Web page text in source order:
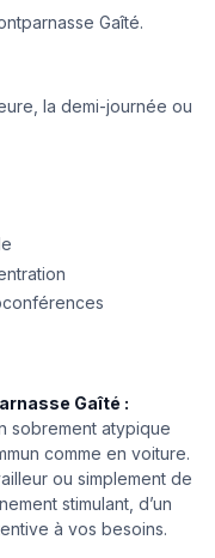
Gaîté.
la demi-journée ou
Gaîté :
sobrement atypique
comme en voiture.
ou simplement de
stimulant, d’un
à vos besoins.